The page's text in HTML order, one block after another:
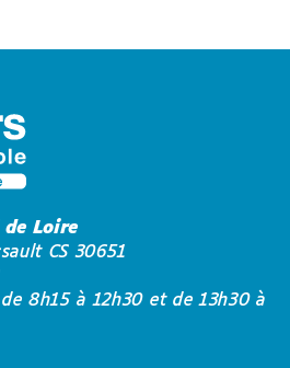
de Loire
CS 30651
8h15 à 12h30 et de 13h30 à